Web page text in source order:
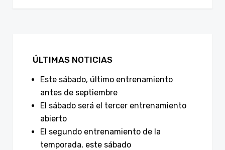
ÚLTIMAS NOTICIAS
Este sábado, último entrenamiento
antes de septiembre
El sábado será el tercer entrenamiento
abierto
El segundo entrenamiento de la
temporada, este sábado